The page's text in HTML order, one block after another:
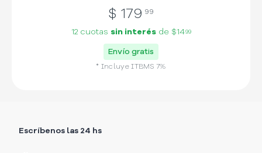
$ 179 99
12 cuotas sin interésde $1499
Envío gratis
* IncluyeITBMS 7%
Escríbenos las 24 hs